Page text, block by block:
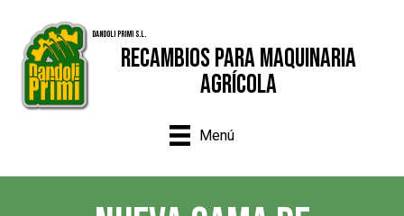
Dandoli Primi S.L.
Recambios para Maquinaria
Agrícola
Menú